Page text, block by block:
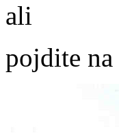
ali
pojdite na